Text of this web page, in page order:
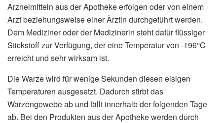
Arzneimitteln aus der Apotheke erfolgen oder von einem
Arzt beziehungsweise einer Ärztin durchgeführt werden.
Dem Mediziner oder der Medizinerin steht dafür flüssiger
Stickstoff zur Verfügung, der eine Temperatur von -196°C
erreicht und sehr wirksam ist.
Die Warze wird für wenige Sekunden diesen eisigen
Temperaturen ausgesetzt. Dadurch stirbt das
Warzengewebe ab und fällt innerhalb der folgenden Tage
ab. Bei den Produkten aus der Apotheke werden durch